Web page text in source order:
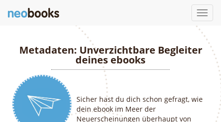
Metadaten: Unverzichtbare Begleiter
deines ebooks
Sicher hast du dich schon gefragt, wie
dein ebook im Meer der
Neuerscheinungen überhaupt von